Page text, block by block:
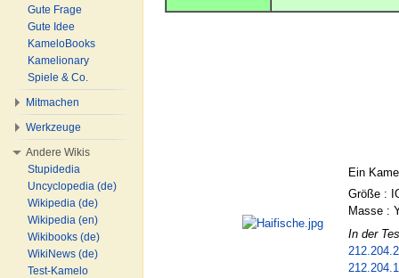
Ein
Größe :
Masse :
In der
Gute Frage
Gute Idee
KameloBooks
Kamelionary
Spiele & Co.
Mitmachen
Werkzeuge
Andere Wikis
Stupidedia
Uncyclopedia (de)
Wikipedia (de)
Wikipedia (en)
Wikibooks (de)
WikiNews (de)
Test-Kamelo